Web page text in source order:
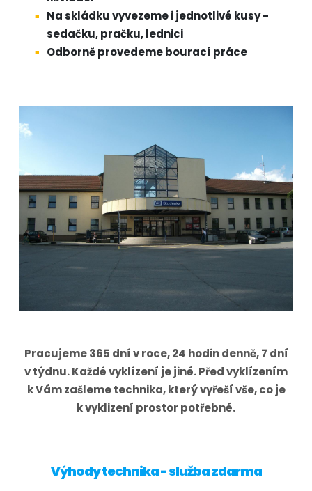
Na skládku vyvezeme i jednotlivé kusy -
sedačku, pračku, lednici
Odborně provedeme bourací práce
Pracujeme 365 dní v roce, 24 hodin denně, 7 dní
v týdnu. Každé vyklízení je jiné. Před vyklízením
k Vám zašleme technika, který vyřeší vše, co je
k vyklizení prostor potřebné.
Výhody technika - služba zdarma